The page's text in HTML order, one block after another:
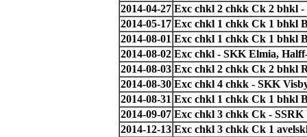
2014-04-27 Exc chkl 2 chkk Ck 2 bhkl -
2014-05-17 Exc chkl 1 chkk Ck 1 bhkl
2014-08-01 Exc chkl 1 chkk Ck 1 bhkl
2014-08-02 Exc chkl - SKK Elmia,
2014-08-03 Exc chkl 2 chkk Ck 2 bhkl
2014-08-30 Exc chkl 4 chkk - SKK
2014-08-31 Exc chkl 1 chkk Ck 1 bhkl
2014-09-07 Exc chkl 3 chkk Ck - SSRK
2014-12-13 Exc chkl 3 chkk Ck 1